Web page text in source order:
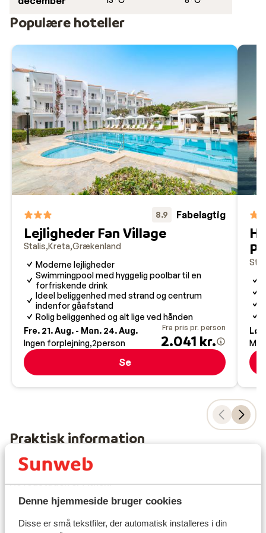
Denne hjemmeside bruger cookies
Disse er små tekstfiler, der automatisk installeres i din
Populære hoteller
8.9 Fabelagtig
Lejligheder Fan Village
Stalis Kreta Grækenland
Moderne lejligheder
Swimmingpool med hyggelig poolbar til en
forfriskende drink
Ideel beliggenhed med strand og centrum
indenfor gåafstand
Rolig beliggenhed og alt lige ved hånden
Fre. 21. Aug. - Man. 24. Aug.
Ingen forplejning 2person
Fra pris pr. person
2.041 kr.
Se
Praktisk information
Hovedstad:
Hovedstaden er Athen.
Grækenland er 1 time foran Danmark.